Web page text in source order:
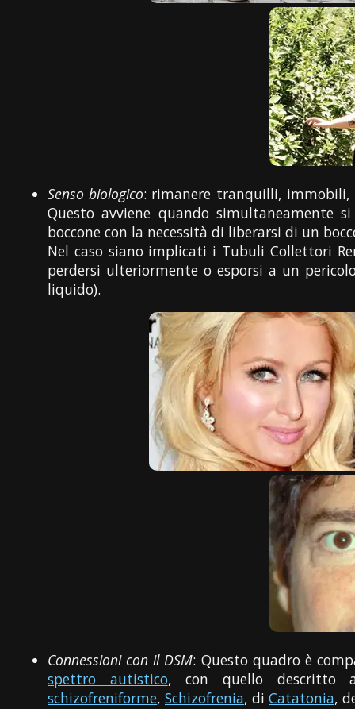
Senso biologico: rimanere tranquilli, immobili,
Questo avviene quando
boccone con la necessità di liberarsi di un
Nel caso siano implicati i Tubuli Collettori
perdersi ulteriormente o esporsi a un
liquido).
Connessioni con il DSM: Questo quadro è
spettro autistico, con quello
schizofreniforme, Schizofrenia, di Catatonia,